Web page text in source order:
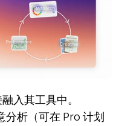
入其工具中。
分析（可在 Pro 计划